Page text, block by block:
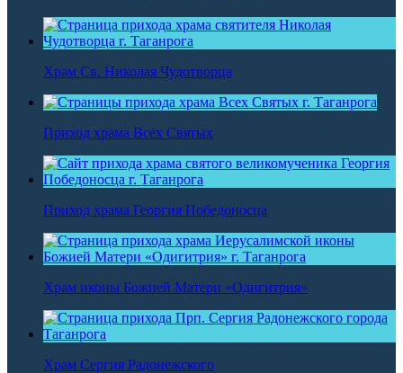
Храм Св. Николая Чудотворца
Приход храма Всех Святых
Приход храма Георгия Победоносца
Храм иконы Божией Матери «Одигитрия»
Храм Сергия Радонежского